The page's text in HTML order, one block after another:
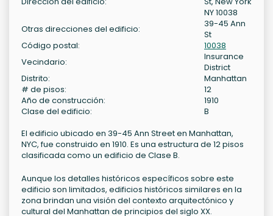
NY 10038
Otras direcciones del edificio:
39-45 Ann
St
Código postal:
10038
Vecindario:
Insurance
District
Distrito:
Manhattan
# de pisos:
12
Año de construcción:
1910
Clase del edificio:
B
El edificio ubicado en 39-45 Ann Street en Manhattan,
NYC, fue construido en 1910. Es una estructura de 12 pisos
clasificada como un edificio de Clase B.
Aunque los detalles históricos específicos sobre este
edificio son limitados, edificios históricos similares en la
zona brindan una visión del contexto arquitectónico y
cultural del Manhattan de principios del siglo XX.